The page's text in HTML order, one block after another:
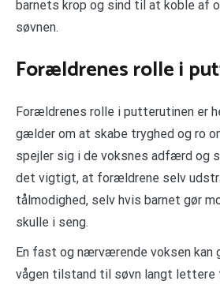
barnets krop og sind til at koble af
søvnen.
Forældrenes rolle i
Forældrenes rolle i putterutinen er
gælder om at skabe tryghed og ro
spejler sig i de voksnes adfærd og
det vigtigt, at forældrene selv
tålmodighed, selv hvis barnet gør
skulle i seng.
En fast og nærværende voksen kan
vågen tilstand til søvn langt lettere